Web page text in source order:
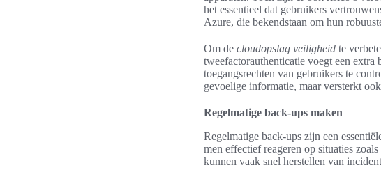
het essentieel dat gebruikers
Azure, die bekendstaan om hun
Om de cloudopslag veiligheid te
tweefactorauthenticatie voegt een
toegangsrechten van gebruikers te
gevoelige informatie, maar versterkt
Regelmatige back-ups maken
Regelmatige back-ups zijn een
men effectief reageren op situaties
kunnen vaak snel herstellen van